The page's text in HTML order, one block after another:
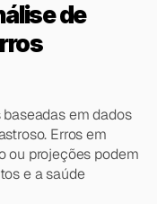
de
em dados
Erros em
ou projeções podem
e a saúde